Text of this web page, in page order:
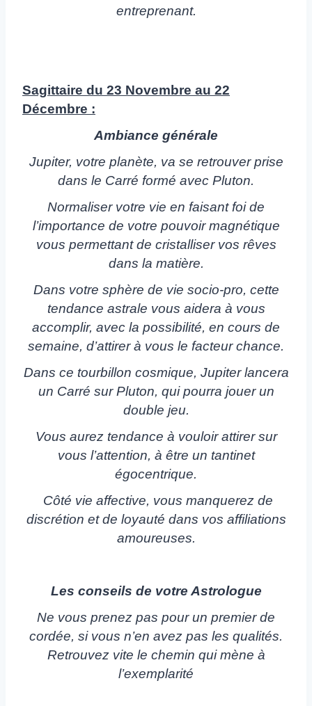
entreprenant.
Sagittaire du 23 Novembre au 22
Décembre :
Ambiance générale
Jupiter, votre planète, va se retrouver prise
dans le Carré formé avec Pluton.
Normaliser votre vie en faisant foi de
l’importance de votre pouvoir magnétique
vous permettant de cristalliser vos rêves
dans la matière.
Dans votre sphère de vie socio-pro, cette
tendance astrale vous aidera à vous
accomplir, avec la possibilité, en cours de
semaine, d’attirer à vous le facteur chance.
Dans ce tourbillon cosmique, Jupiter lancera
un Carré sur Pluton, qui pourra jouer un
double jeu.
Vous aurez tendance à vouloir attirer sur
vous l’attention, à être un tantinet
égocentrique.
Côté vie affective, vous manquerez de
discrétion et de loyauté dans vos affiliations
amoureuses.
Les conseils de votre Astrologue
Ne vous prenez pas pour un premier de
cordée, si vous n’en avez pas les qualités.
Retrouvez vite le chemin qui mène à
l’exemplarité